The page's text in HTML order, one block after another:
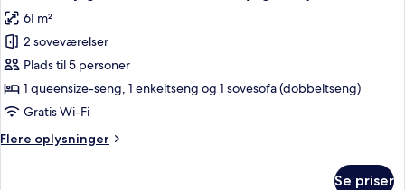
soveværelse
billeder
af
Standardlejlighed
-
2
(5
61 m²
2 soveværelser
Plads til 5 personer
1 queensize-seng, 1 enkeltseng og 1 sovesofa (dobbeltseng)
Gratis Wi-Fi
Flere oplysninger
Flere
Se priser